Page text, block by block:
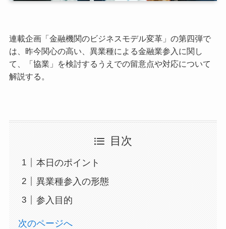
連載企画「金融機関のビジネスモデル変革」の第四弾で
は、昨今関心の高い、異業種による金融業参入に関し
て、「協業」を検討するうえでの留意点や対応について
解説する。
目次
本日のポイント
異業種参入の形態
参入目的
次のページへ